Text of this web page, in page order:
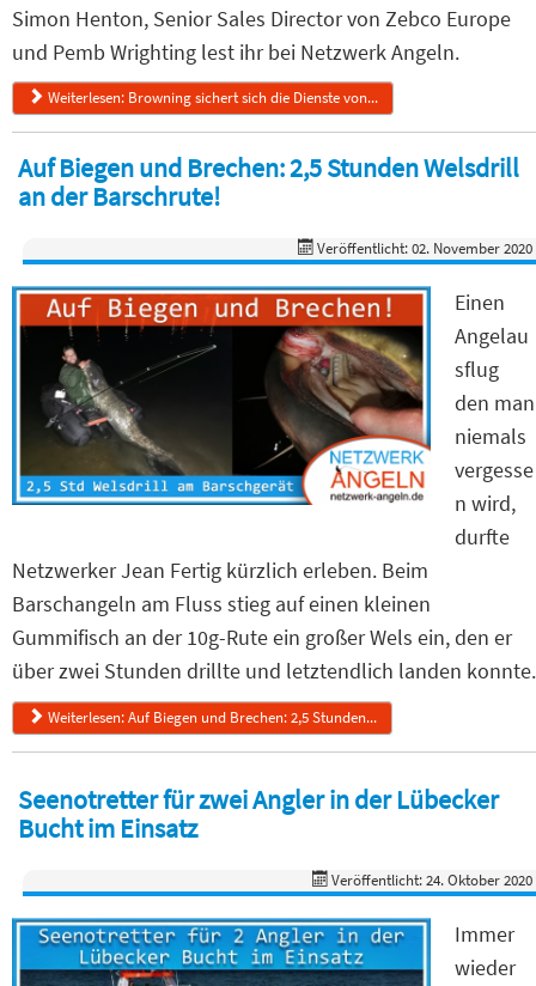
Simon Henton, Senior Sales Director von Zebco Europe
und Pemb Wrighting lest ihr bei Netzwerk Angeln.
Weiterlesen: Browning sichert sich die Dienste von...
Auf Biegen und Brechen: 2,5 Stunden Welsdrill
an der Barschrute!
Veröffentlicht: 02. November 2020
Einen
Angelau
sflug
den man
niemals
vergesse
n wird,
durfte
Netzwerker Jean Fertig kürzlich erleben. Beim
Barschangeln am Fluss stieg auf einen kleinen
Gummifisch an der 10g-Rute ein großer Wels ein, den er
über zwei Stunden drillte und letztendlich landen konnte.
Weiterlesen: Auf Biegen und Brechen: 2,5 Stunden...
Seenotretter für zwei Angler in der Lübecker
Bucht im Einsatz
Veröffentlicht: 24. Oktober 2020
Immer
wieder